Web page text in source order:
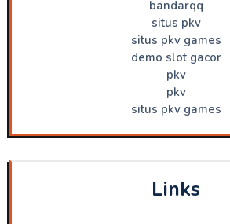
bandarqq
situs pkv
situs pkv games
demo slot gacor
pkv
pkv
situs pkv games
Links